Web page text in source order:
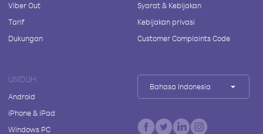
Viber Out
Tarif
Dukungan
Syarat & Kebijakan
Kebijakan privasi
Customer Complaints Code
UNDUH
Android
iPhone & iPad
Windows PC
Bahasa Indonesia